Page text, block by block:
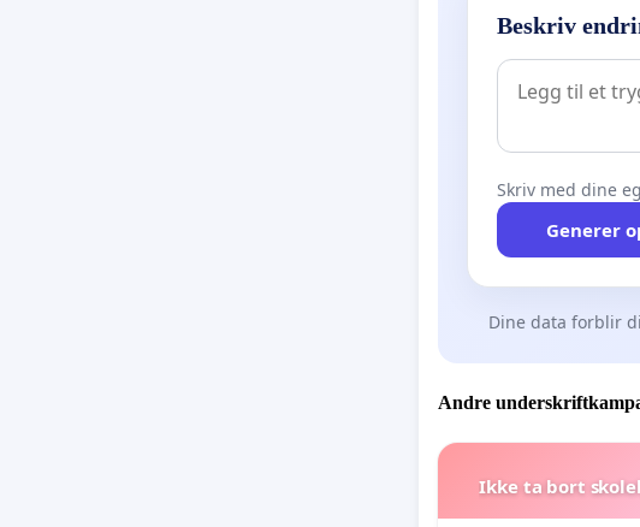
Beskriv
Skriv med dine
Generer
Dine data forblir
Andre
Ikke ta bort